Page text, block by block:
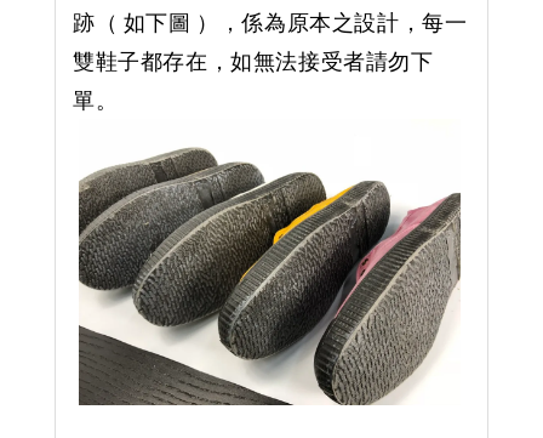
跡（ 如下圖 ），係為原本之設計，每一
雙鞋子都存在，如無法接受者請勿下
單。